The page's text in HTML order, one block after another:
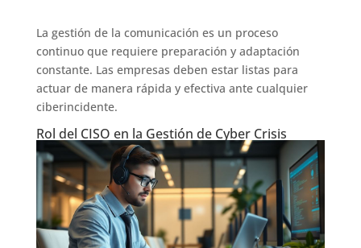
La gestión de la comunicación es un proceso
continuo que requiere preparación y adaptación
constante. Las empresas deben estar listas para
actuar de manera rápida y efectiva ante cualquier
ciberincidente.
Rol del CISO en la Gestión de Cyber Crisis